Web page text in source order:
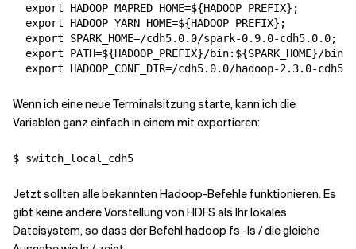
  export HADOOP_MAPRED_HOME=${HADOOP_PREFIX};
  export HADOOP_YARN_HOME=${HADOOP_PREFIX};
  export SPARK_HOME=/cdh5.0.0/spark-0.9.0-cdh5.0.0;
export PATH=${HADOOP_PREFIX}/bin:${SPARK_HOME}/
export HADOOP_CONF_DIR=/cdh5.0.0/hadoop-2.3.0-
Wenn ich eine neue Terminalsitzung starte, kann ich die
Variablen ganz einfach in einem mit exportieren:
Jetzt sollten alle bekannten Hadoop-Befehle funktionieren. Es
gibt keine andere Vorstellung von HDFS als Ihr lokales
Dateisystem, so dass der Befehl hadoop fs -ls / die gleiche